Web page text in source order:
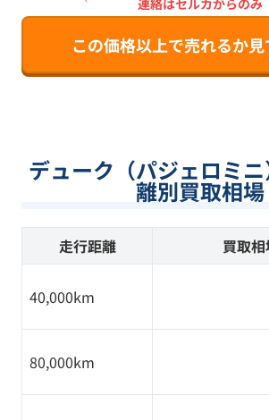
連絡はセルカからのみ
この価格以上で売れるか見
デューク（パジェロミ
離別買取相場
走行距離 買取
40,000km
80,000km